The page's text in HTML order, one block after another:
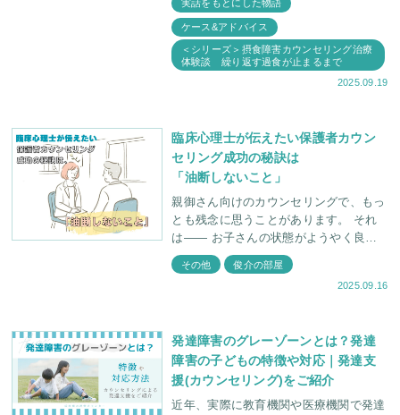
す。
実話をもとにした物語
ケース&アドバイス
＜シリーズ＞摂食障害カウンセリング治療
体験談 繰り返す過食が止まるまで
2025.09.19
臨床心理士が伝えたい保護者カウン
セリング成功の秘訣は
「油断しないこと」
親御さん向けのカウンセリングで、もっ
とも残念に思うことがあります。 それ
は—— お子さんの状態がようやく良く
なってきた時、親御さんの気が緩んでし
まうこと。 その結果、それまでうまく
その他
俊介の部屋
2025.09.16
発達障害のグレーゾーンとは？発達
障害の子どもの特徴や対応｜発達支
援(カウンセリング)をご紹介
近年、実際に教育機関や医療機関で発達